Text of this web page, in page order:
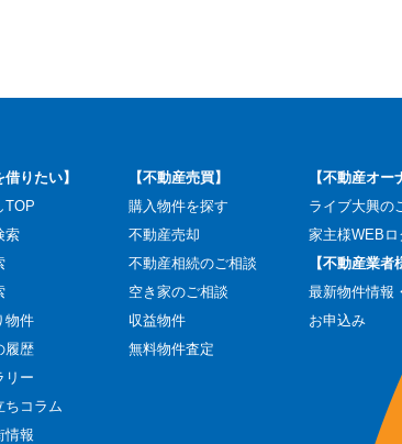
借りたい】
TOP
索
物件
履歴
リー
ちコラム
情報
【不動産売買】
購入物件を探す
不動産売却
不動産相続のご相談
空き家のご相談
収益物件
無料物件査定
【不動産オー
ライブ大興の
家主様WEB
【不動産業者
最新物件情報
お申込み